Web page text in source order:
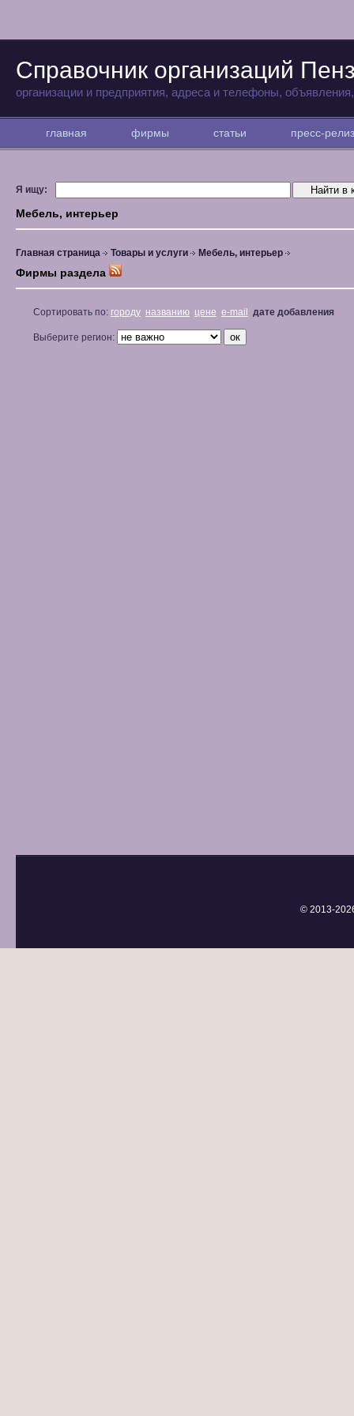
Справочник организаций
организации и предприятия, адреса и телефоны,
главная фирмы статьи пресс-
Я ищу:
Мебель, интерьер
Главная страница Товары и услуги Мебель, интерьер
Фирмы раздела
Сортировать по: городу названию цене e-mail дате добавления
Выберите регион:
© 2013-